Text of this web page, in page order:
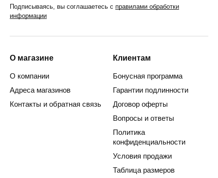
Подписываясь, вы соглашаетесь с правилами обработки
информации
О магазине
О компании
Адреса магазинов
Контакты и обратная связь
Клиентам
Бонусная программа
Гарантии подлинности
Договор оферты
Вопросы и ответы
Политика
конфиденциальности
Условия продажи
Таблица размеров